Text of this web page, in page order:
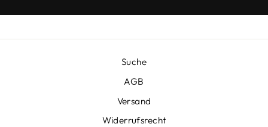
Suche
AGB
Versand
Widerrufsrecht